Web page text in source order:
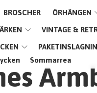
BROSCHER ÖRHÄNGEN
VINTAGE &
Sommarrea